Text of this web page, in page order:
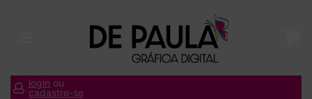
login ou
cadastre-se